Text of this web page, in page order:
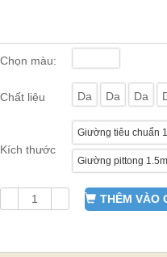
Chọn màu:
Chất liệu Da Da Da
Kích thước
Giường tiêu chuẩn
Giường pittong 1.5m
THÊM VÀO